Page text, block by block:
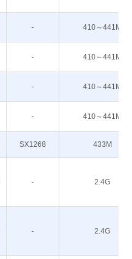
- 410～441M
- 410～441M
- 410～441M
- 410～441M
SX1268 433M
- 2.4G
- 2.4G